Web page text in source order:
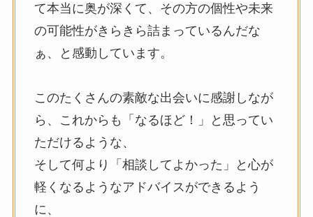
て本当に奥が深くて、その方の個性や未来
の可能性がきらきら詰まっているんだな
ぁ、と感動しています。
このたくさんの素敵な出会いに感謝しなが
ら、これからも「なるほど！」と思ってい
ただけるような、
そして何より「相談してよかった」と心が
軽くなるようなアドバイスができるよう
に、